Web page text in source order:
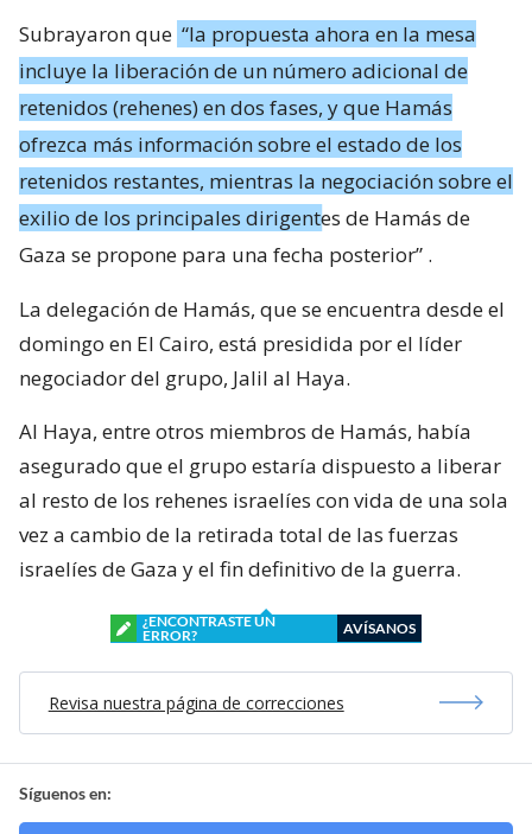
Subrayaron que “la propuesta ahora en la mesa
incluye la liberación de un número adicional de
retenidos (rehenes) en dos fases, y que Hamás
ofrezca más información sobre el estado de los
retenidos restantes, mientras la negociación sobre el
exilio de los principales dirigentes de Hamás de
Gaza se propone para una fecha posterior” .
La delegación de Hamás, que se encuentra desde el
domingo en El Cairo, está presidida por el líder
negociador del grupo, Jalil al Haya.
Al Haya, entre otros miembros de Hamás, había
asegurado que el grupo estaría dispuesto a liberar
al resto de los rehenes israelíes con vida de una sola
vez a cambio de la retirada total de las fuerzas
israelíes de Gaza y el fin definitivo de la guerra.
¿ENCONTRASTE UN
ERROR?
AVÍSANOS
Revisa nuestra página de correcciones
Síguenos en: